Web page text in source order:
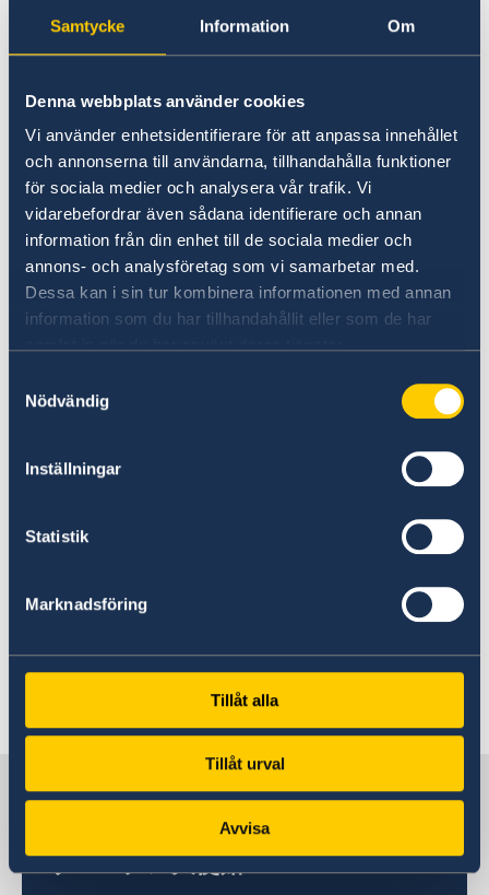
Samtycke Information Om
Denna webbplats använder cookies
Vi använder enhetsidentifierare för att anpassa innehållet
och annonserna till användarna, tillhandahålla funktioner
för sociala medier och analysera vår trafik. Vi
vidarebefordrar även sådana identifierare och annan
information från din enhet till de sociala medier och
annons- och analysföretag som vi samarbetar med.
Dessa kan i sin tur kombinera informationen med annan
information som du har tillhandahållit eller som de har
Nödvändig
Inställningar
Statistik
Marknadsföring
Tillåt alla
Tillåt urval
Avvisa
スウェーデンは、他の北欧諸国ノルウェー、デン
欧パビリオンを出展します。スウェーデンの参加
目的はイノベーションと持続可能なソリューショ
ンを通じて、現代の課題への解決策を示すととも
に日本との貿易と投資を強化することです。ま
本の幅広い層に紹介する機会にもなります。万博
には約 2,800 万人の来場者が訪れると予想されて
おり、そのうち 170 万人が北欧パビリオンを訪れ
ると見込まれています。
日本の中のスウェーデン
スウェーデン大使館